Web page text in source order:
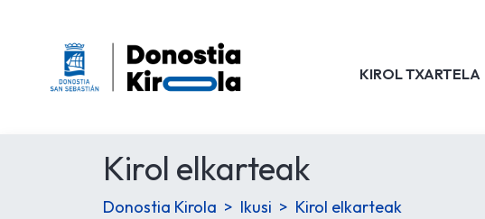
KIROL TXARTELA
Kirol elkarteak
Donostia Kirola Ikusi Kirol elkarteak